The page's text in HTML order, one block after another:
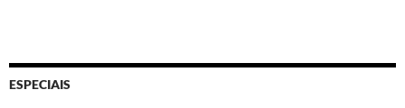
ESPECIAIS